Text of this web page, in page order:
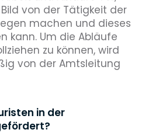
von der Tätigkeit der
machen und dieses
kann. Um die Abläufe
zu können, wird
von der Amtsleitung
in der